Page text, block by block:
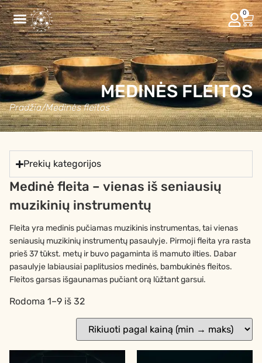
0
MEDINĖS FLEITOS
Pradžia/Medinės fleitos
Prekių kategorijos
Medinė fleita – vienas iš seniausių
muzikinių instrumentų
Fleita yra medinis pučiamas muzikinis instrumentas, tai vienas
seniausių muzikinių instrumentų pasaulyje. Pirmoji fleita yra rasta
prieš 37 tūkst. metų ir buvo pagaminta iš mamuto ilties. Dabar
pasaulyje labiausiai paplitusios medinės, bambukinės fleitos.
Fleitos garsas išgaunamas pučiant orą lūžtant garsui.
Rodoma 1–9 iš 32